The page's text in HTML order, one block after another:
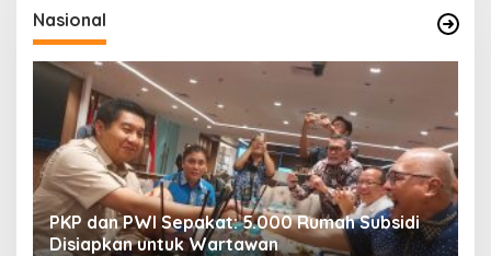
Nasional
PKP dan PWI Sepakat: 5.000 Rumah Subsidi
Disiapkan untuk Wartawan